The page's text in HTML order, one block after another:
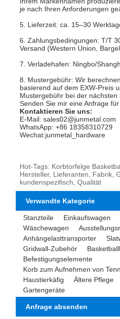
je nach Ihren Anforderungen
5. Lieferzeit: ca. 15–30
6. Zahlungsbedingungen: T/T
Versand (Western Union,
7. Verladehafen: Ningbo/
8. Mustergebühr: Wir
basierend auf dem EXW-Preis
Mustergebühr bei der nächsten
Senden Sie mir eine Anfrage
Kontaktieren Sie uns:
E-Mail: sales02@junmetal.com
WhatsApp: +86 18358310729
Wechat:junmetal_hardware
Hot-Tags: Korbtorfelge
Hersteller, Lieferanten, Fabrik,
kundenspezifisch, Qualität
Verwandte Kategorie
Stanzteile Einkaufswagen
Wäschewagen
Anhängelasttransporter
Gridwall-Zubehör
Befestigungselemente
Korb zum Aufnehmen von
Haustierkäfig
Ältere Pflege
Gartengeräte
Anfrage absenden